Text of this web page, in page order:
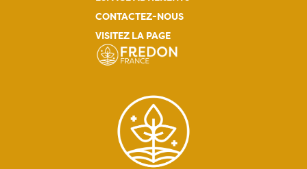
CONTACTEZ-NOUS
VISITEZ LA PAGE